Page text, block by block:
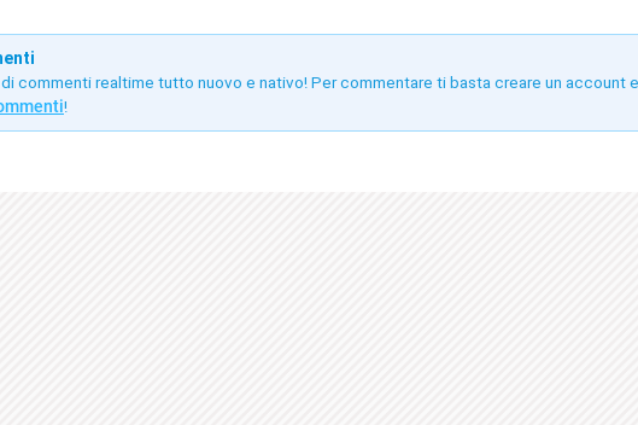
commenti realtime tutto nuovo e nativo! Per commentare ti basta creare un account
!